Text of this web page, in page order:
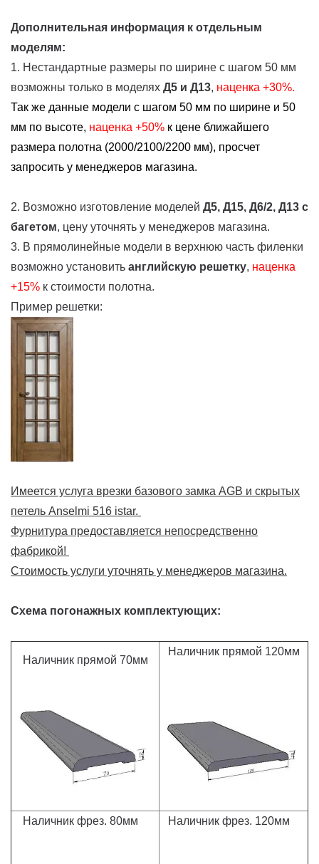
Дополнительная информация к отдельным
моделям:
1. Нестандартные размеры по ширине с шагом 50 мм
возможны только в моделях Д5 и Д13, наценка +30%.
Так же данные модели с шагом 50 мм по ширине и 50
мм по высоте, наценка +50% к цене ближайшего
размера полотна (2000/2100/2200 мм), просчет
запросить у менеджеров магазина.
2. Возможно изготовление моделей Д5, Д15, Д6/2, Д13 с
багетом, цену уточнять у менеджеров магазина.
3. В прямолинейные модели в верхнюю часть филенки
возможно установить английскую решетку, наценка
+15% к стоимости полотна.
Пример решетки:
Имеется услуга врезки базового замка AGB и скрытых
петель Anselmi 516 istar.
Фурнитура предоставляется непосредственно
фабрикой!
Стоимость услуги уточнять у менеджеров магазина.
Схема погонажных комплектующих:
Наличник прямой 70мм
Наличник прямой 120мм
Наличник фрез. 80мм Наличник фрез. 120мм